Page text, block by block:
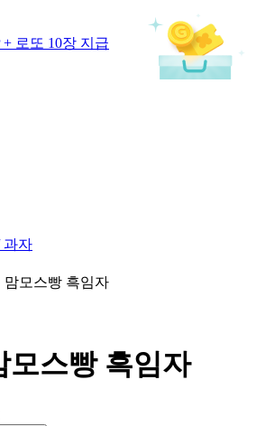
+ 로또 10장 지급
과자
맘모스빵 흑임자
모스빵 흑임자